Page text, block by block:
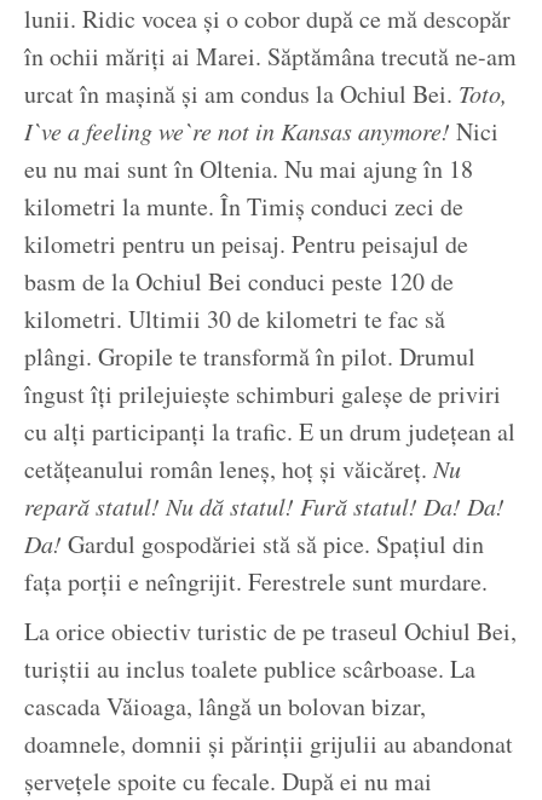
lunii. Ridic vocea și o cobor după ce mă descopăr
în ochii măriți ai Marei. Săptămâna trecută ne-am
urcat în mașină și am condus la Ochiul Bei. Toto,
I`ve a feeling we`re not in Kansas anymore! Nici
eu nu mai sunt în Oltenia. Nu mai ajung în 18
kilometri la munte. În Timiș conduci zeci de
kilometri pentru un peisaj. Pentru peisajul de
basm de la Ochiul Bei conduci peste 120 de
kilometri. Ultimii 30 de kilometri te fac să
plângi. Gropile te transformă în pilot. Drumul
îngust îți prilejuiește schimburi galeșe de priviri
cu alți participanți la trafic. E un drum județean al
cetățeanului român leneș, hoț și văicăreț. Nu
repară statul! Nu dă statul! Fură statul! Da! Da!
Da! Gardul gospodăriei stă să pice. Spațiul din
fața porții e neîngrijit. Ferestrele sunt murdare.
La orice obiectiv turistic de pe traseul Ochiul Bei,
turiștii au inclus toalete publice scârboase. La
cascada Văioaga, lângă un bolovan bizar,
doamnele, domnii și părinții grijulii au abandonat
șervețele spoite cu fecale. După ei nu mai